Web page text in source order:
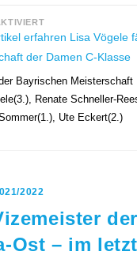
FÜR
LISA
VÖGELE
FÄHRT
ZUR
DER
DAMEN
C-
KLASSE
Bayrischen Meisterschaft
Renate Schneller-
Ute Eckert(2.)
2022
der
Ost – im